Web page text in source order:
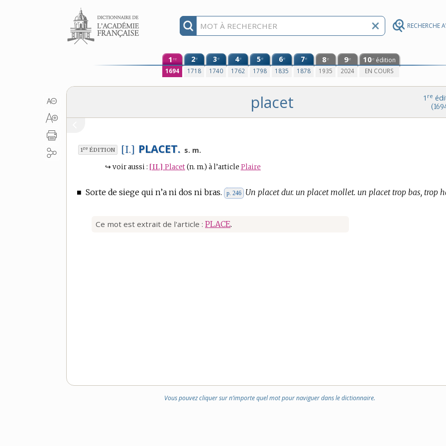
RECHERCHE
Aller au contenu
1 re
1694
2e
1718
3e
1740
4e
1762
5e
1798
6e
1835
7e
1878
8e
1935
9e
2024
10e édition
EN COURS
1 re
placet
1re ÉDITION [I.] PLACET. s. m.
↪ voir aussi : [II.] Placet(n. m.) à l’article Plaire
■ Sorte de siege qui n’a ni dos ni bras. p. 246 Un placet dur. un placet mollet. un placet trop bas, trop
Ce mot est extrait de l'article : PLACE.
Vous pouvez cliquer sur n’importe quel mot pour naviguer dans le dictionnaire.